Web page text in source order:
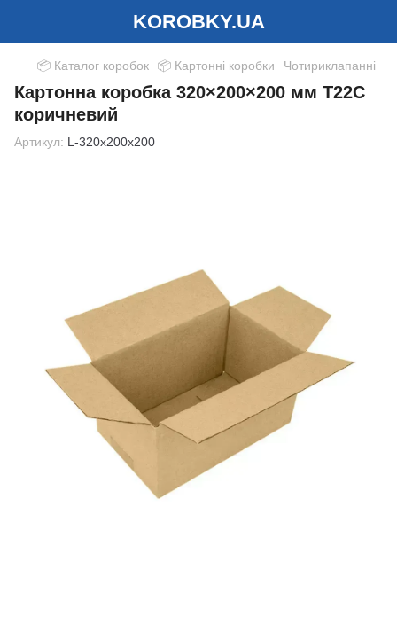
KOROBKY.UA
📦 Каталог коробок 📦 Картонні коробки Чотириклапанні
Картонна коробка 320×200×200 мм Т22С
коричневий
Артикул: L-320x200x200